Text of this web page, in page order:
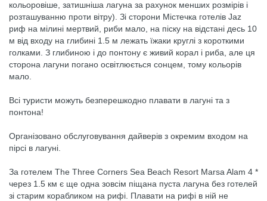
кольоровіше, затишніша лагуна за рахунок менших розмірів і
розташуванню проти вітру). Зі сторони Містечка готелів Jaz
риф на мілині мертвий, риби мало, на піску на відстані десь 10
м від входу на глибині 1.5 м лежать їжаки круглі з короткими
голками. З глибиною і до понтону є живий корал і риба, але ця
сторона лагуни погано освітлюється сонцем, тому кольорів
мало.
Всі туристи можуть безперешкодно плавати в лагуні та з
понтона!
Організовано обслуговування дайверів з окремим входом на
пірсі в лагуні.
За готелем The Three Corners Sea Beach Resort Marsa Alam 4 *
через 1.5 км є ще одна зовсім піщана пуста лагуна без готелей
зі старим корабликом на рифі. Плавати на рифі в ній не